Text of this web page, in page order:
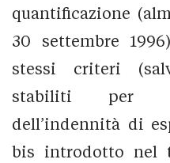
quantificazione
30 settembre
stessi criteri
stabiliti per la
dell’indennità di
bis introdotto nel